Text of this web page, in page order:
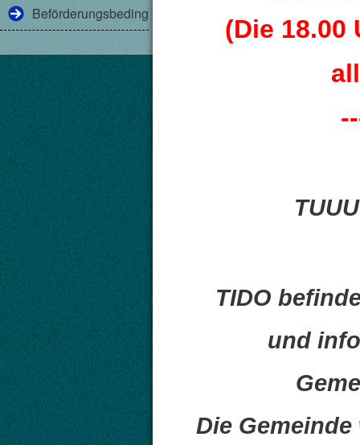
Beförderungsbedingungen
(Die
TIDO
und
Die